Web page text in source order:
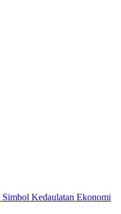
Kedaulatan Ekonomi